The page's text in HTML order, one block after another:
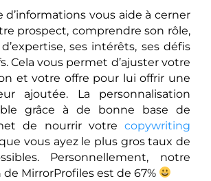
d’informations vous aide à cerner
prospect, comprendre son rôle,
ses intérêts, ses défis
Cela vous permet d’ajuster votre
et votre offre pour lui offrir une
ajoutée. La personnalisation
grâce à de bonne base de
de nourrir votre copywriting
vous ayez le plus gros taux de
Personnellement, notre
de MirrorProfiles est de 67%